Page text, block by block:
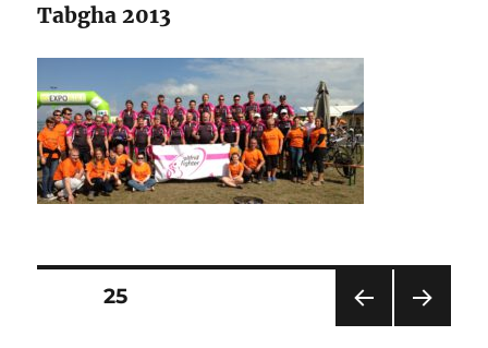
Tabgha 2013
Seitennummerierung
SEITE25